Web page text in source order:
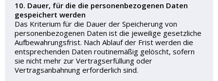
10. Dauer, für die die personenbezogenen Daten
gespeichert werden
Das Kriterium für die Dauer der Speicherung von
personenbezogenen Daten ist die jeweilige gesetzliche
Aufbewahrungsfrist. Nach Ablauf der Frist werden die
entsprechenden Daten routinemäßig gelöscht, sofern
sie nicht mehr zur Vertragserfüllung oder
Vertragsanbahnung erforderlich sind.